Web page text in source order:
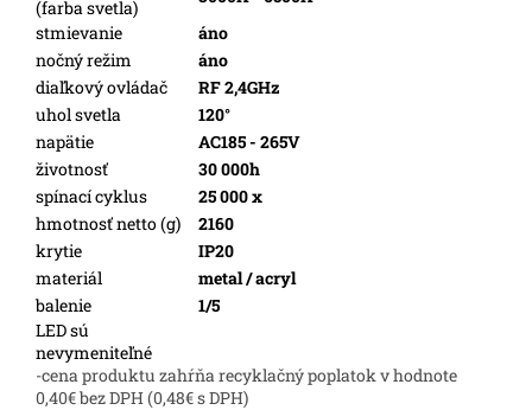
(farba svetla)
stmievanie
áno
nočný režim
áno
diaľkový ovládač
RF 2,4GHz
uhol svetla
120°
napätie
AC185 - 265V
životnosť
30 000h
spínací cyklus
25 000 x
hmotnosť netto (g)
2160
krytie
IP20
materiál
metal / acryl
balenie
1/5
LED sú
nevymeniteľné
-cena produktu zahŕňa recyklačný poplatok v hodnote
0,40€ bez DPH (0,48€ s DPH)